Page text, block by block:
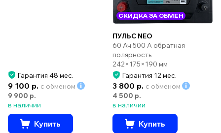
Гарантия 48 мес.
9 100 р. с обменом
9 900 р.
в наличии
Купить
СКИДКА ЗА ОБМЕН
ПУЛЬС NEO
60 Ач 500 А обратная
полярность
242×175×190 мм
Гарантия 12 мес.
3 800 р. с обменом
4 500 р.
в наличии
Купить